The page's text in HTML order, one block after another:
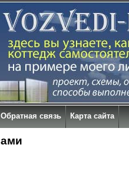
Обратная связь Карта сайта